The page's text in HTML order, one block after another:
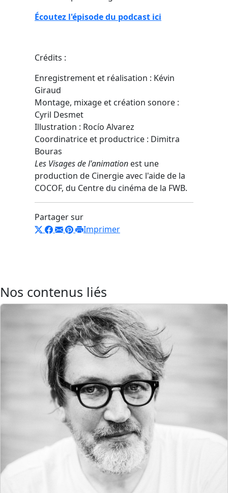
Écoutez l'épisode du podcast ici
Crédits :
Enregistrement et réalisation : Kévin
Giraud
Montage, mixage et création sonore :
Cyril Desmet
Illustration : Rocío Alvarez
Coordinatrice et productrice : Dimitra
Bouras
Les Visages de l'animation est une
production de Cinergie avec l'aide de la
COCOF, du Centre du cinéma de la FWB.
Partager sur
Imprimer
Nos contenus liés